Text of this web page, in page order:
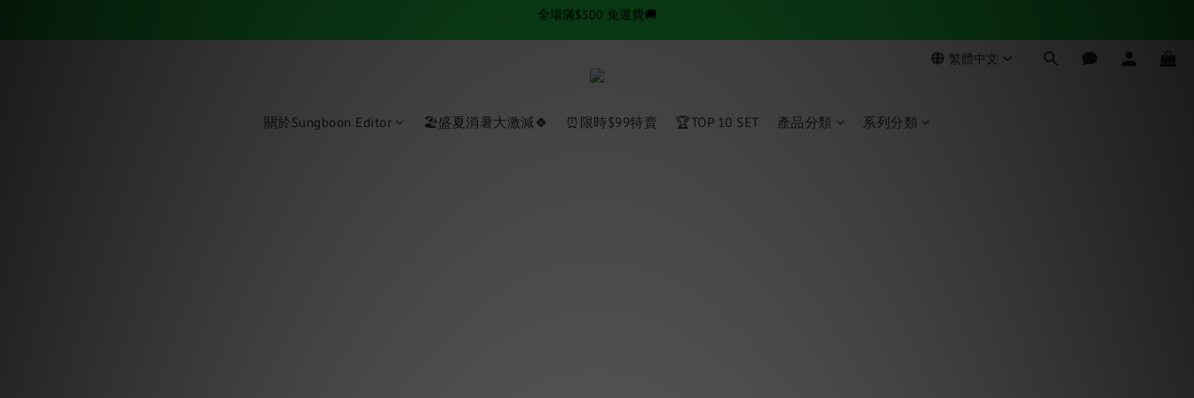
✨逆齡秘訣✨ 金絲拉提套組熱賣中
✨逆齡秘訣✨ 金絲拉提套組熱賣中
繁體中文
關於Sungboon Editor 🏖盛夏消暑大激減🍀 ⏰限時$99特賣 🏆TOP 10 SET 產品分類 系列分類